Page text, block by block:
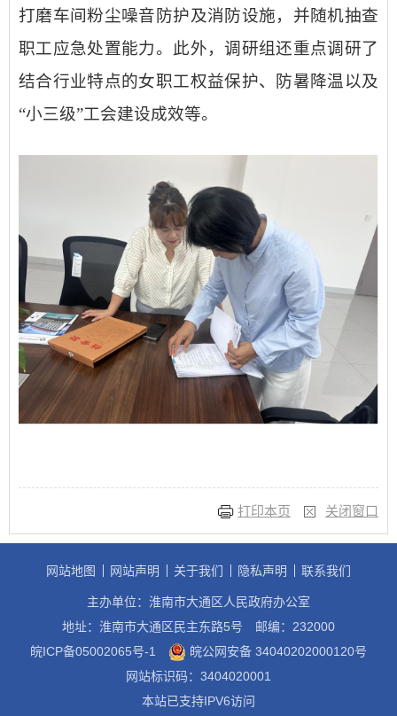
打磨车间粉尘噪音防护及消防设施，并随机抽查
职工应急处置能力。此外，调研组还重点调研了
结合行业特点的女职工权益保护、防暑降温以及
“小三级”工会建设成效等。
打印本页 关闭窗口
网站地图 网站声明 关于我们 隐私声明 联系我们
主办单位：淮南市大通区人民政府办公室
地址：淮南市大通区民主东路5号
邮编：232000
皖ICP备05002065号-1
皖公网安备 34040202000120号
网站标识码：3404020001
本站已支持IPV6访问